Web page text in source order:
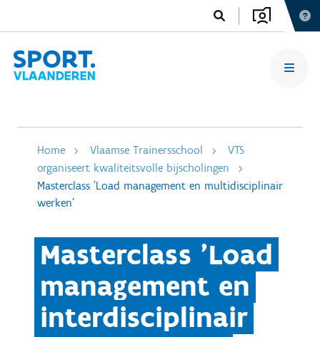
Home Vlaamse Trainersschool
VTS
organiseert kwaliteitsvolle bijscholingen
Masterclass 'Load management en multidisciplinair
werken'
Masterclass 'Load
management en
interdisciplinair